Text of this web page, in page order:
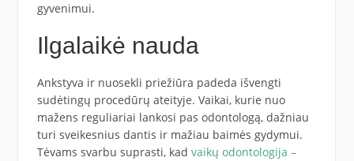
gyvenimui.
Ilgalaikė nauda
Ankstyva ir nuosekli priežiūra padeda išvengti
sudėtingų procedūrų ateityje. Vaikai, kurie nuo
mažens reguliariai lankosi pas odontologą, dažniau
turi sveikesnius dantis ir mažiau baimės gydymui.
Tėvams svarbu suprasti, kad vaikų odontologija –